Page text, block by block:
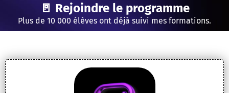
🚪 Rejoindre le programme
Plus de 10 000 élèves ont déjà suivi mes formations.